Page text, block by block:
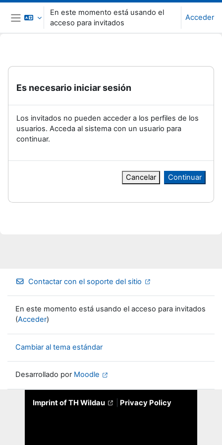
Salta al contenido principal
Panel lateral
En este momento está usando el
acceso para invitados
Acceder
Es necesario iniciar sesión
Los invitados no pueden acceder a los perfiles de los
usuarios. Acceda al sistema con un usuario para
continuar.
Cancelar Continuar
Contactar con el soporte del sitio
En este momento está usando el acceso para invitados
(Acceder)
Cambiar al tema estándar
Desarrollado por Moodle
Imprint of TH Wildau Privacy Policy